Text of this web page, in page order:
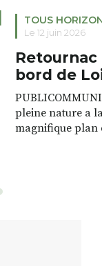
TOUS
Le 12 juin 2026
Retournac
bord de
pleine nature a
magnifique plan